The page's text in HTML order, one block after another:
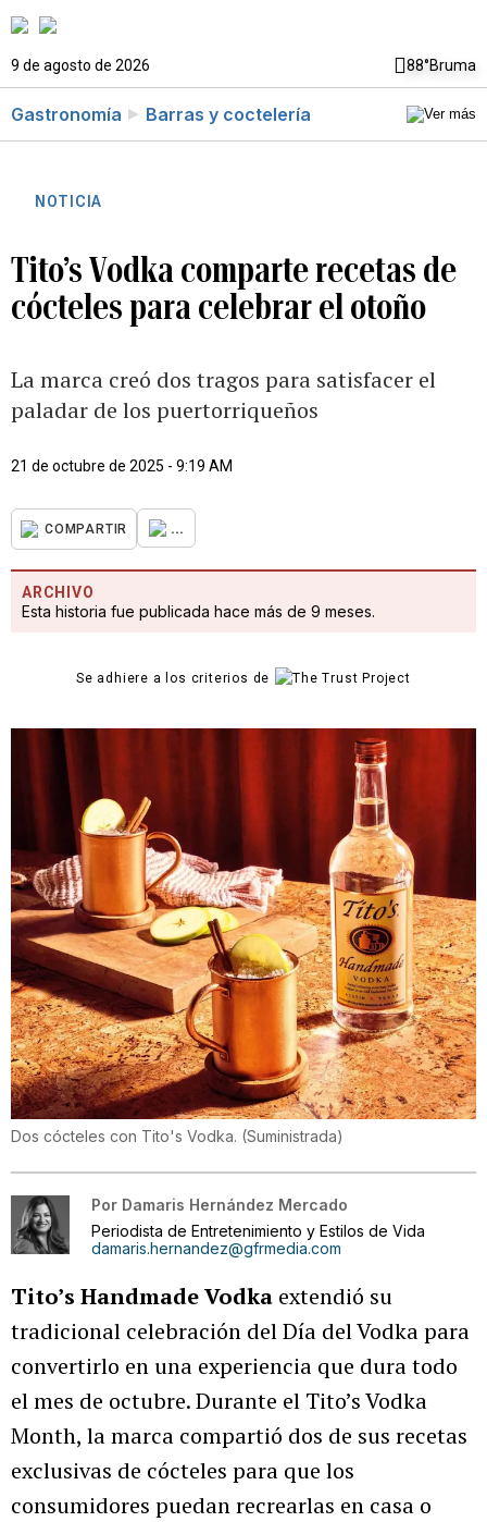
9 de agosto de 2026 88°Bruma
Gastronomía Barras y coctelería
NOTICIA
Tito’s Vodka comparte recetas de
cócteles para celebrar el otoño
La marca creó dos tragos para satisfacer el
paladar de los puertorriqueños
21 de octubre de 2025 - 9:19 AM
COMPARTIR ...
ARCHIVO
Esta historia fue publicada hace más de 9 meses.
Se adhiere a los criterios de
Dos cócteles con Tito's Vodka. (Suministrada)
Por Damaris Hernández Mercado
Periodista de Entretenimiento y Estilos de Vida
damaris.hernandez@gfrmedia.com
Tito’s Handmade Vodka extendió su
tradicional celebración del Día del Vodka para
convertirlo en una experiencia que dura todo
el mes de octubre. Durante el Tito’s Vodka
Month, la marca compartió dos de sus recetas
exclusivas de cócteles para que los
consumidores puedan recrearlas en casa o